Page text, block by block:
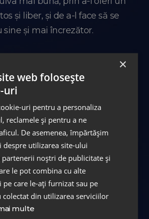
directe, soluții
și estetice”, Prof. Simone
și liber, și de a-l face să se
și mai încrezător.
să studiezi medicina
ea m-a ales pe mine sau, mai
aleasă pentru mine. Având
în minte, profesoara mea
cu care am făcut meditații
în Ortodonție și
Facială?
×
web folosește
uri
uri pentru a personaliza
reclamele și pentru a ne
De asemenea, împărtășim
utilizarea site-ului
partenerii noștri de publicitate și
le pot combina cu alte
care le-ați furnizat sau pe
colectat din utilizarea serviciilor
multe